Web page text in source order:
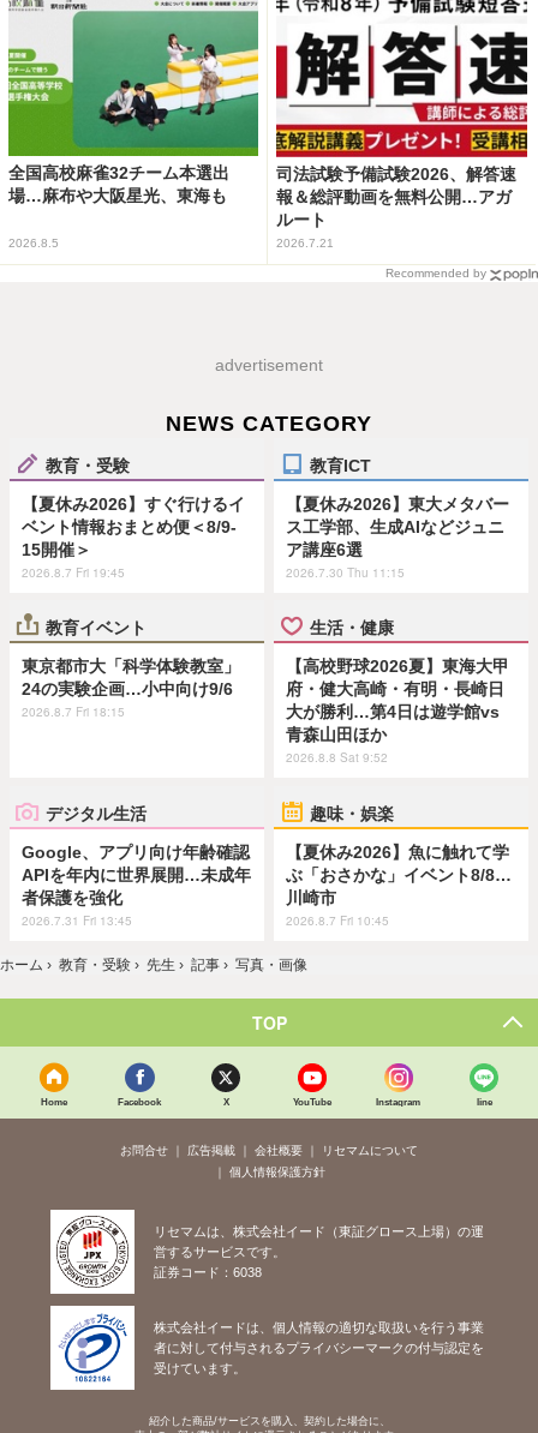
全国高校麻雀32チーム本選出
場…麻布や大阪星光、東海も
2026.8.5
司法試験予備試験2026、解答速
報＆総評動画を無料公開…アガ
ルート
2026.7.21
Recommended by
advertisement
NEWS CATEGORY
教育・受験
【夏休み2026】すぐ行けるイ
ベント情報おまとめ便＜8/9-
15開催＞
2026.8.7 Fri 19:45
教育ICT
【夏休み2026】東大メタバー
ス工学部、生成AIなどジュニ
ア講座6選
2026.7.30 Thu 11:15
教育イベント
東京都市大「科学体験教室」
24の実験企画…小中向け9/6
2026.8.7 Fri 18:15
生活・健康
【高校野球2026夏】東海大甲
府・健大高崎・有明・長崎日
大が勝利…第4日は遊学館vs
青森山田ほか
2026.8.8 Sat 9:52
デジタル生活
Google、アプリ向け年齢確認
APIを年内に世界展開…未成年
者保護を強化
2026.7.31 Fri 13:45
趣味・娯楽
【夏休み2026】魚に触れて学
ぶ「おさかな」イベント8/8…
川崎市
2026.8.7 Fri 10:45
ホーム › 教育・受験 › 先生 › 記事 › 写真・画像
TOP
Home Facebook X YouTube Instagram line
お問合せ 広告掲載 会社概要
リセマムについて
個人情報保護方針
リセマムは、株式会社イード（東証グロース上場）の運
営するサービスです。
証券コード：6038
株式会社イードは、個人情報の適切な取扱いを行う事業
者に対して付与されるプライバシーマークの付与認定を
受けています。
紹介した商品/サービスを購入、契約した場合に、